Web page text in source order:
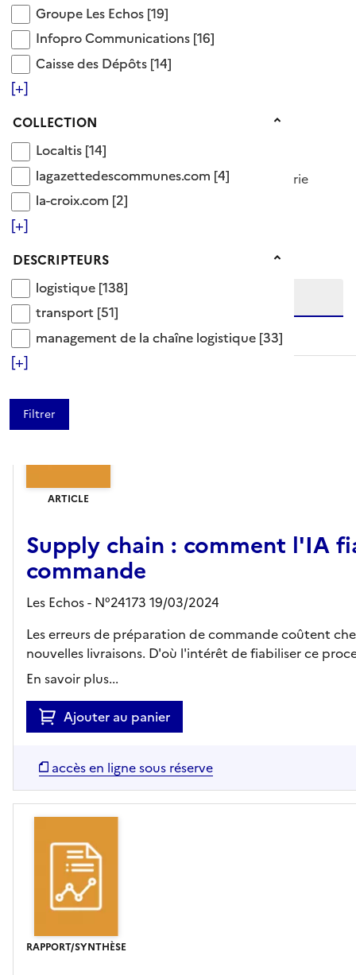
Groupe Les Echos
Groupe Les Echos [19]
Infopro Communications
Infopro Communications [16]
Caisse des Dépôts
Caisse des Dépôts [14]
[+]
Collection
COLLECTION
Localtis
Localtis [14]
lagazettedescommunes.com
lagazettedescommunes.com [4]
la-croix.com
la-croix.com [2]
[+]
Descripteurs
DESCRIPTEURS
logistique
logistique [138]
transport
transport [51]
management de la chaîne logistique
management de la chaîne logistique [33]
[+]
Voir aussi
achat approvisionnement
transport
transport de marchandises
171 Documents disponibles dans cette catégorie
Tris disponibles (Ouverture d'une modale)
Etendre la recherche sur
niveau(x) vers le bas
ARTICLE
Supply chain : comment l'IA
commande
Les Echos - N°24173 19/03/2024
Les erreurs de préparation de commande coûtent
nouvelles livraisons. D'où l'intérêt de fiabiliser ce
En savoir plus...
Ajouter au panier
accès en ligne sous réserve
RAPPORT/SYNTHÈSE